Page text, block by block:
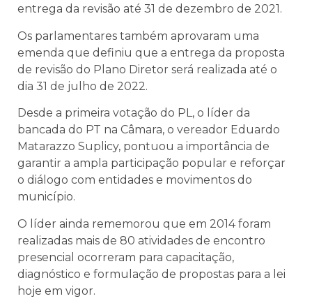
entrega da revisão até 31 de dezembro de 2021 .
Os parlamentares também aprovaram uma
emenda que definiu que a entrega da proposta
de revisão do Plano Diretor será realizada até o
dia 31 de julho de 2022.
Desde a primeira votação do PL, o líder da
bancada do PT na Câmara, o vereador Eduardo
Matarazzo Suplicy, pontuou a importância de
garantir a ampla participação popular e reforçar
o diálogo com entidades e movimentos do
município.
O líder ainda rememorou que em 2014 foram
realizadas mais de 80 atividades de encontro
presencial ocorreram para capacitação,
diagnóstico e formulação de propostas para a lei
hoje em vigor.